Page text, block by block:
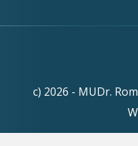
c) 2026 - MUDr.